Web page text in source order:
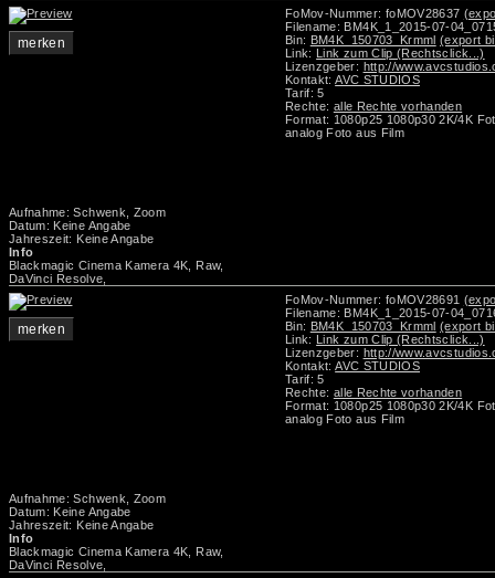
merken
FoMov-Nummer: foMOV28637
Filename: BM4K_1_2015-07-
Bin: BM4K_150703_Krmml (export
Link: Link zum Clip (Rechtsclick...)
Lizenzgeber: http://
Kontakt:AVC STUDIOS
Tarif: 5
Rechte: alle Rechte vorhanden
Format: 1080p25 1080p30 2K/4K
analog Foto aus Film
Aufnahme: Schwenk, Zoom
Datum: Keine Angabe
Jahreszeit: Keine Angabe
Info
Blackmagic Cinema Kamera 4K, Raw,
DaVinci Resolve,
merken
FoMov-Nummer: foMOV28691
Filename: BM4K_1_2015-07-
Bin: BM4K_150703_Krmml (export
Link: Link zum Clip (Rechtsclick...)
Lizenzgeber: http://
Kontakt:AVC STUDIOS
Tarif: 5
Rechte: alle Rechte vorhanden
Format: 1080p25 1080p30 2K/4K
analog Foto aus Film
Aufnahme: Schwenk, Zoom
Datum: Keine Angabe
Jahreszeit: Keine Angabe
Info
Blackmagic Cinema Kamera 4K, Raw,
DaVinci Resolve,